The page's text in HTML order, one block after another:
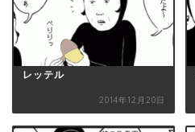
レッテル
2014年12月20日